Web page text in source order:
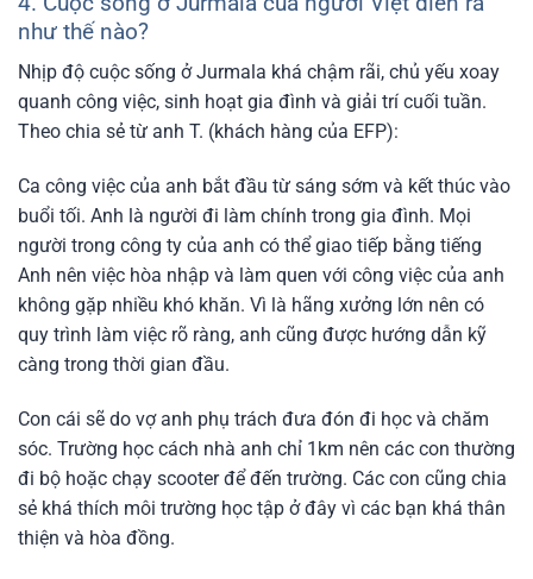
như thế nào?
Nhịp độ cuộc sống ở Jurmala khá chậm rãi, chủ yếu xoay
quanh công việc, sinh hoạt gia đình và giải trí cuối tuần.
Theo chia sẻ từ anh T. (khách hàng của EFP):
Ca công việc của anh bắt đầu từ sáng sớm và kết thúc vào
buổi tối. Anh là người đi làm chính trong gia đình. Mọi
người trong công ty của anh có thể giao tiếp bằng tiếng
Anh nên việc hòa nhập và làm quen với công việc của anh
không gặp nhiều khó khăn. Vì là hãng xưởng lớn nên có
quy trình làm việc rõ ràng, anh cũng được hướng dẫn kỹ
càng trong thời gian đầu.
Con cái sẽ do vợ anh phụ trách đưa đón đi học và chăm
sóc. Trường học cách nhà anh chỉ 1km nên các con thường
đi bộ hoặc chạy scooter để đến trường. Các con cũng chia
sẻ khá thích môi trường học tập ở đây vì các bạn khá thân
thiện và hòa đồng.